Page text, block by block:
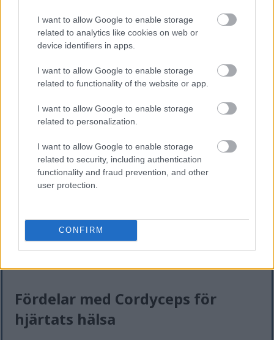
I want to allow Google to enable storage
related to analytics like cookies on web or
device identifiers in apps.
I want to allow Google to enable storage
related to functionality of the website or app.
I want to allow Google to enable storage
related to personalization.
I want to allow Google to enable storage
related to security, including authentication
functionality and fraud prevention, and other
user protection.
CONFIRM
Cordyceps kan erbjuda naturliga lösningar för
diabetesbehandling, baserat på inledande
djurstudier. Dessa studier tyder på att Cordyceps
väcker förhoppningar om dess roll i att reglera
blodsockret.
Forskning visar att Cordyceps kan förbättra
insulinkänsligheten. Detta är en avgörande faktor
glukos kan dessa kosttillskott avsevärt bidra till
diabetesbehandlingen.
Trots lovande resultat från djurstudier är forskning
Studien av Cordyceps fördelar för diabetes belyser
det växande området för naturliga kosttillskott för
diabetesbehandling.
Fördelar med Cordyceps för
hjärtats hälsa